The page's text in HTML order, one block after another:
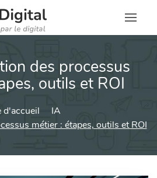
des processus
outils et ROI
d'accueil
IA
métier : étapes, outils et ROI